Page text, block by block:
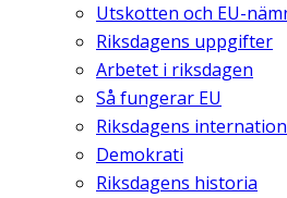
Utskotten och EU-
Riksdagens uppgifter
Arbetet i riksdagen
Så fungerar EU
Riksdagens
Demokrati
Riksdagens historia